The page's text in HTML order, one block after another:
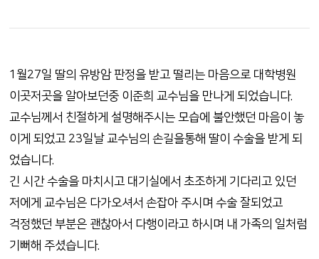
1월27일 딸의 유방암 판정을 받고 떨리는 마음으로 대학병원
이곳저곳을 알아보던중 이준희 교수님을 만나게 되었습니다.
교수님께서 친절하게 설명해주시는 모습에 불안했던 마음이 놓
이게 되었고 23일날 교수님의 손길을통해 딸이 수술을 받게 되
었습니다.
긴 시간 수술을 마치시고 대기실에서 초조하게 기다리고 있던
저에게 교수님은 다가오셔서 손잡아 주시며 수술 잘되었고
걱정했던 부분은 괜찮아서 다행이라고 하시며 내 가족의 일처럼
기뻐해 주셨습니다.